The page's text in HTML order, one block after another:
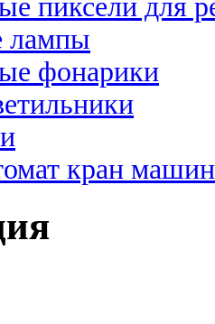
пиксели для
лампы
фонарики
кран